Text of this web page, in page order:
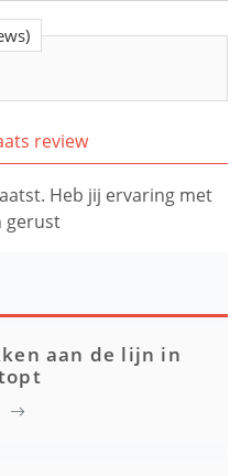
review
Heb jij ervaring met
gerust
aan de lijn in